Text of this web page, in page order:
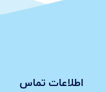
اطلاعات تماس